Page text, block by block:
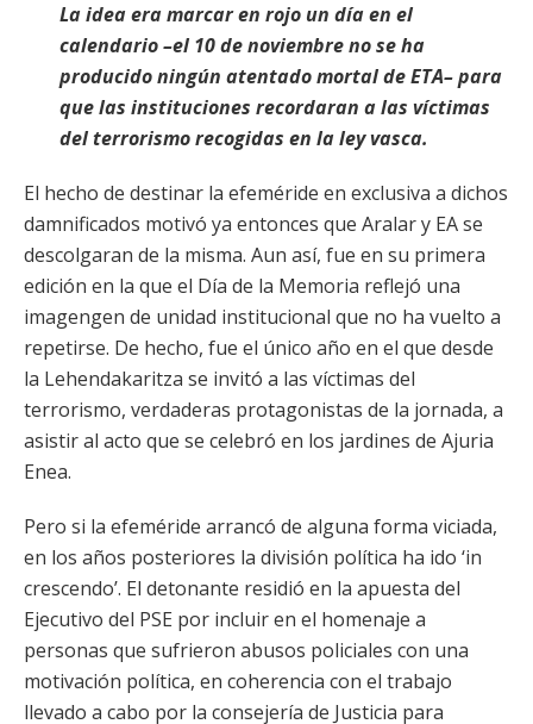
La idea era marcar en rojo un día en el
calendario –el 10 de noviembre no se ha
producido ningún atentado mortal de ETA– para
que las instituciones recordaran a las víctimas
del terrorismo recogidas en la ley vasca.
El hecho de destinar la efeméride en exclusiva a dichos
damnificados motivó ya entonces que Aralar y EA se
descolgaran de la misma. Aun así, fue en su primera
edición en la que el Día de la Memoria reflejó una
imagengen de unidad institucional que no ha vuelto a
repetirse. De hecho, fue el único año en el que desde
la Lehendakaritza se invitó a las víctimas del
terrorismo, verdaderas protagonistas de la jornada, a
asistir al acto que se celebró en los jardines de Ajuria
Enea.
Pero si la efeméride arrancó de alguna forma viciada,
en los años posteriores la división política ha ido ‘in
crescendo’. El detonante residió en la apuesta del
Ejecutivo del PSE por incluir en el homenaje a
personas que sufrieron abusos policiales con una
motivación política, en coherencia con el trabajo
llevado a cabo por la consejería de Justicia para